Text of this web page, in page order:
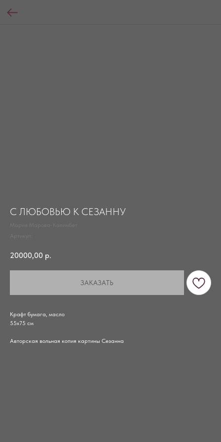
С ЛЮБОВЬЮ К СЕЗАННУ
20000,00 р.
ЗАКАЗАТЬ
Крафт бумага, масло
55х75 см
Авторская вольная копия картины Сезанна